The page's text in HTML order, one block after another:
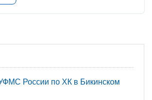
России по ХК в Бикинском